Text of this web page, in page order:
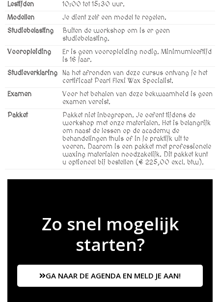
Lestijden
10:00 tot 15:30 uur.
Modellen
Je dient zelf een model te regelen.
Studiebelasting
Buiten de workshop om is er geen
studiebelasting.
Vooropleiding
Er is geen vooropleiding nodig. Minimumleeftijd
is 16 jaar.
Studieverklaring
Na het afronden van deze cursus ontvang je het
certificaat Pearl Flexi Wax Specialist.
Examen
Voor het behalen van deze bekwaamheid is geen
examen vereist.
Pakket
Pakket niet inbegrepen. Je oefent tijdens de
workshop met onze materialen. Het is belangrijk
om naast de lessen op de academy de
behandelingen thuis of in je praktijk uit te
voeren. Daarom is een pakket met professionele
waxing materialen noodzakelijk. Dit pakket kunt
u optioneel bij bestellen (€ 225,00 excl. btw).
Zo snel mogelijk
starten?
GA NAAR DE AGENDA EN MELD JE AAN!